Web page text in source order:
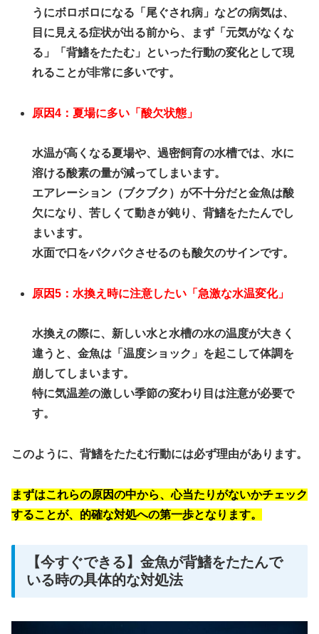
うにボロボロになる「尾ぐされ病」などの病気は、
目に見える症状が出る前から、まず「元気がなくな
る」「背鰭をたたむ」といった行動の変化として現
れることが非常に多いです。
原因4：夏場に多い「酸欠状態」
水温が高くなる夏場や、過密飼育の水槽では、水に
溶ける酸素の量が減ってしまいます。
エアレーション（ブクブク）が不十分だと金魚は酸
欠になり、苦しくて動きが鈍り、背鰭をたたんでし
まいます。
水面で口をパクパクさせるのも酸欠のサインです。
原因5：水換え時に注意したい「急激な水温変化」
水換えの際に、新しい水と水槽の水の温度が大きく
違うと、金魚は「温度ショック」を起こして体調を
崩してしまいます。
特に気温差の激しい季節の変わり目は注意が必要で
す。
このように、背鰭をたたむ行動には必ず理由があります。
まずはこれらの原因の中から、心当たりがないかチェック
することが、的確な対処への第一歩となります。
【今すぐできる】金魚が背鰭をたたんで
いる時の具体的な対処法